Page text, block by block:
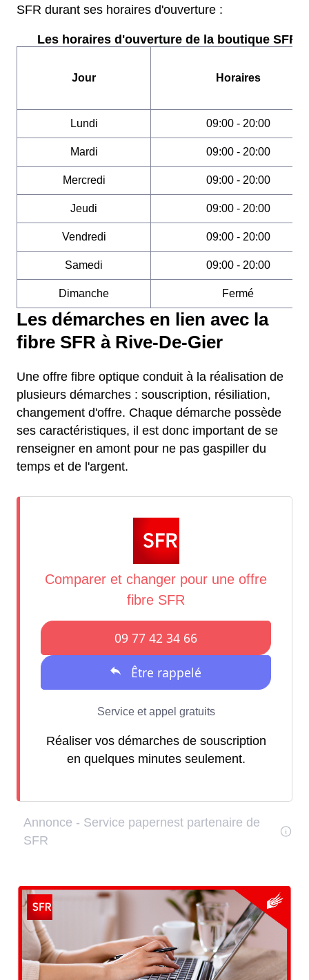
SFR durant ses horaires d'ouverture :
Les horaires d'ouverture de la boutique SFR :
Jour Horaires
Lundi 09:00 - 20:00
Mardi 09:00 - 20:00
Mercredi 09:00 - 20:00
Jeudi 09:00 - 20:00
Vendredi 09:00 - 20:00
Samedi 09:00 - 20:00
Dimanche Fermé
Les démarches en lien avec la
fibre SFR à Rive-De-Gier
Une offre fibre optique conduit à la réalisation de
plusieurs démarches : souscription, résiliation,
changement d'offre. Chaque démarche possède
ses caractéristiques, il est donc important de se
renseigner en amont pour ne pas gaspiller du
temps et de l'argent.
Réaliser vos démarches de souscription
en quelques minutes seulement.